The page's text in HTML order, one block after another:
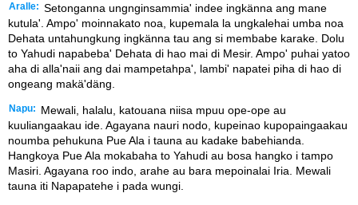
Aralle: Setonganna ungnginsammia' indee ingkänna ang mane
kutula'. Ampo' moinnakato noa, kupemala la ungkalehai umba noa
Dehata untahungkung ingkänna tau ang si membabe karake. Dolu
to Yahudi napabeba' Dehata di hao mai di Mesir. Ampo' puhai yatoo
aha di alla'naii ang dai mampetahpa', lambi' napatei piha di hao di
ongeang makä'däng.
Napu:
Mewali, halalu, katouana niisa mpuu ope-ope au
kuuliangaakau ide. Agayana nauri nodo, kupeinao kupopaingaakau
noumba pehukuna Pue Ala i tauna au kadake babehianda.
Hangkoya Pue Ala mokabaha to Yahudi au bosa hangko i tampo
Masiri. Agayana roo indo, arahe au bara mepoinalai Iria. Mewali
tauna iti Napapatehe i pada wungi.